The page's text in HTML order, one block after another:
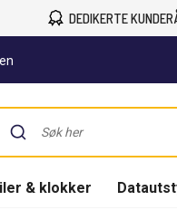
DEDIKERTE
& klokker